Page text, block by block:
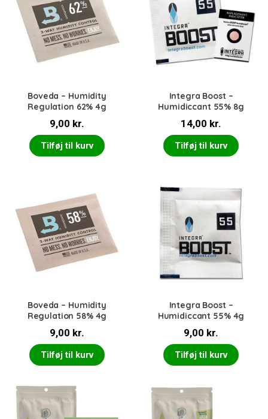
Boveda – Humidity
Regulation 62% 4g
9,00 kr.
Tilføj til kurv
Integra Boost –
Humidiccant 55% 8g
14,00 kr.
Tilføj til kurv
Boveda – Humidity
Regulation 58% 4g
9,00 kr.
Tilføj til kurv
Integra Boost –
Humidiccant 55% 4g
9,00 kr.
Tilføj til kurv